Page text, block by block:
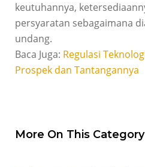
keutuhannya,
persyaratan sebagaimana
undang.
Baca Juga: Regulasi
Prospek dan Tantangannya
More On This Category